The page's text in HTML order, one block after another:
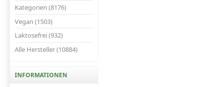
Kategorien (8176)
Vegan (1503)
Laktosefrei (932)
Alle Hersteller (10884)
INFORMATIONEN